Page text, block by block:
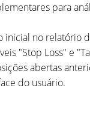
para
no relatório
"Stop Loss" e
abertas
do usuário.